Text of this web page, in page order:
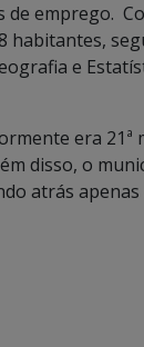
emprego.
habitantes,
e
era 21ª
disso, o
atrás